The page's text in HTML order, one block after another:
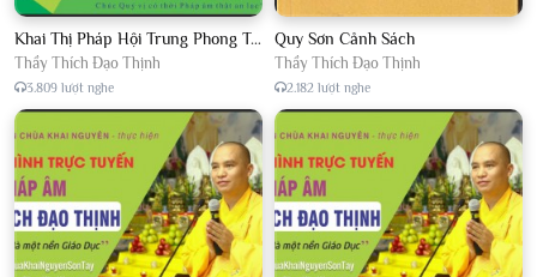
Khai Thị Pháp Hội Trung Phong Tam Thời Hệ Niệm
Thầy Thích Đạo Thịnh
3.809 lượt nghe
Quy Sơn Cảnh Sách
Thầy Thích Đạo Thịnh
2.182 lượt nghe